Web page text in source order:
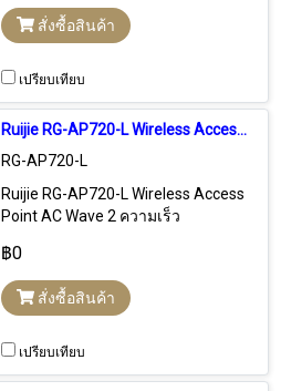
Control แบบ Stanalone, Free Cloud
Control, Hardware Control
สั่งซื้อสินค้า
เปรียบเทียบ
Ruijie RG-AP720-L Wireless Access Point AC Wave 2, 1.167Gbps 2x2 MIMO Port Gigabit, Cloud Control
RG-AP720-L
Ruijie RG-AP720-L Wireless Access
Point AC Wave 2 ความเร็ว
MIMO, Port Lan Gigabit, รองรับการ
Control แบบ Stanalone, Free Cloud
Control, Hardware Control
฿0
สั่งซื้อสินค้า
เปรียบเทียบ